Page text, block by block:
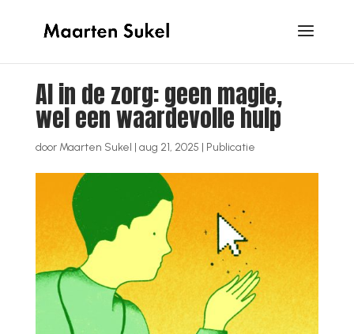
AI in de zorg: geen magie,
wel een waardevolle hulp
door Maarten Sukel | aug 21, 2025 | Publicatie